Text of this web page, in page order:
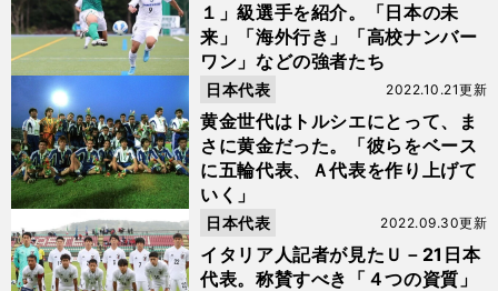
１」級選手を紹介。「日本の未
来」「海外行き」「高校ナンバー
ワン」などの強者たち
黄金世代はトルシエにとって、ま
さに黄金だった。「彼らをベース
に五輪代表、Ａ代表を作り上げて
いく」
2022.10.21更新
日本代表
イタリア人記者が見たＵ－21日本
代表。称賛すべき「４つの資質」
2022.09.30更新
日本代表